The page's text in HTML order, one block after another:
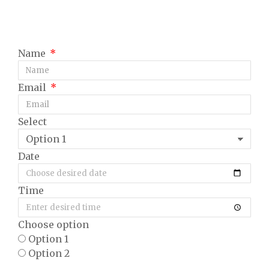
Name
Email
Select
Date
Time
Choose option
Option 1
Option 2